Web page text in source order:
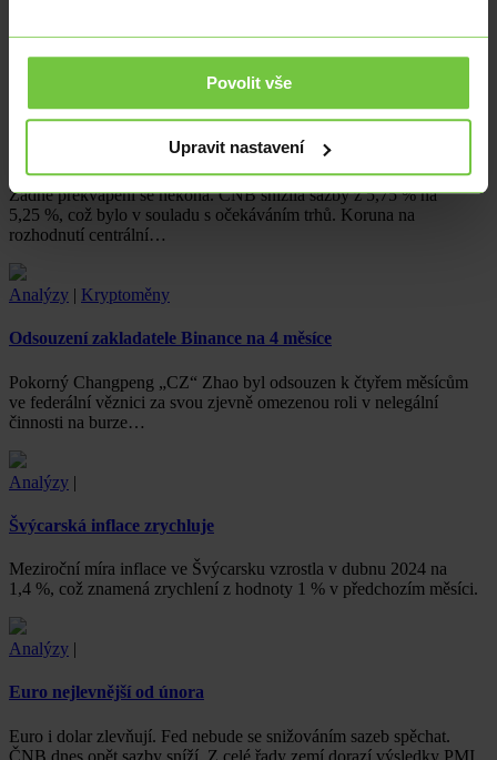
Povolit vše
Upravit nastavení
Analýzy|
ČNB podle očekávání snížila hlavní sazbu na 5,25 %
Žádné překvapení se nekoná. ČNB snížila sazby z 5,75 % na
5,25 %, což bylo v souladu s očekáváním trhů. Koruna na
rozhodnutí centrální…
Analýzy | Kryptoměny
Odsouzení zakladatele Binance na 4 měsíce
Pokorný Changpeng „CZ“ Zhao byl odsouzen k čtyřem měsícům
ve federální věznici za svou zjevně omezenou roli v nelegální
činnosti na burze…
Analýzy |
Švýcarská inflace zrychluje
Meziroční míra inflace ve Švýcarsku vzrostla v dubnu 2024 na
1,4 %, což znamená zrychlení z hodnoty 1 % v předchozím měsíci.
Analýzy |
Euro nejlevnější od února
Euro i dolar zlevňují. Fed nebude se snižováním sazeb spěchat.
ČNB dnes opět sazby sníží. Z celé řady zemí dorazí výsledky PMI.